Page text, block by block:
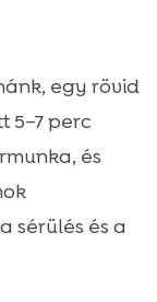
egy rövid
5–7 perc
és
sérülés és a